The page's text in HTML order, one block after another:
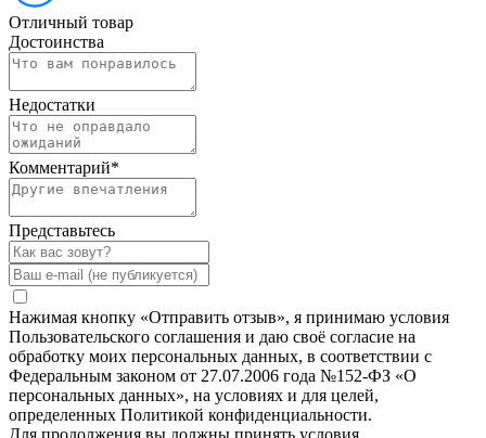
Отличный товар
Достоинства
Недостатки
Комментарий*
Представьтесь
Нажимая кнопку «Отправить отзыв», я принимаю условия
Пользовательского соглашения и даю своё согласие на
обработку моих персональных данных, в соответствии с
Федеральным законом от 27.07.2006 года №152-ФЗ «О
персональных данных», на условиях и для целей,
определенных Политикой конфиденциальности.
Для продолжения вы должны принять условия